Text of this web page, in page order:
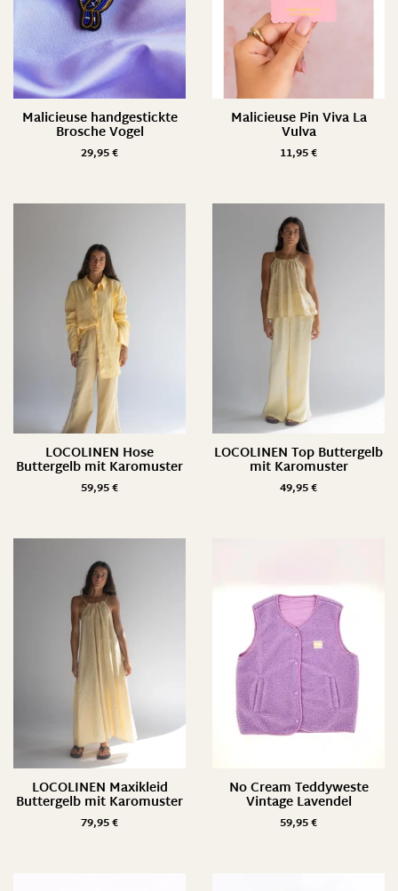
Malicieuse handgestickte
Brosche Vogel
29,95€
Malicieuse Pin Viva La
Vulva
11,95€
LOCOLINEN Hose
Buttergelb mit Karomuster
59,95€
LOCOLINEN Top Buttergelb
mit Karomuster
49,95€
LOCOLINEN Maxikleid
Buttergelb mit Karomuster
79,95€
No Cream Teddyweste
Vintage Lavendel
59,95€